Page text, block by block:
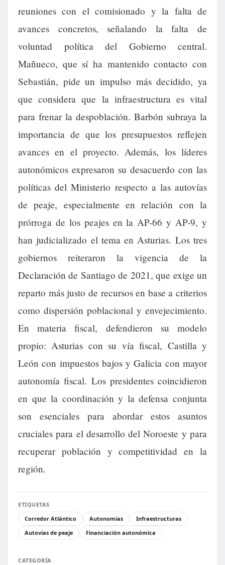
reuniones con el comisionado y la falta de
avances concretos, señalando la falta de
voluntad política del Gobierno central.
Mañueco, que sí ha mantenido contacto con
Sebastián, pide un impulso más decidido, ya
que considera que la infraestructura es vital
para frenar la despoblación. Barbón subraya la
importancia de que los presupuestos reflejen
avances en el proyecto. Además, los líderes
autonómicos expresaron su desacuerdo con las
políticas del Ministerio respecto a las autovías
de peaje, especialmente en relación con la
prórroga de los peajes en la AP-66 y AP-9, y
han judicializado el tema en Asturias. Los tres
gobiernos reiteraron la vigencia de la
Declaración de Santiago de 2021, que exige un
reparto más justo de recursos en base a criterios
como dispersión poblacional y envejecimiento.
En materia fiscal, defendieron su modelo
propio: Asturias con su vía fiscal, Castilla y
León con impuestos bajos y Galicia con mayor
autonomía fiscal. Los presidentes coincidieron
en que la coordinación y la defensa conjunta
son esenciales para abordar estos asuntos
cruciales para el desarrollo del Noroeste y para
recuperar población y competitividad en la
región.
ETIQUETAS
Corredor Atlántico
Autonomías
Infraestructuras
Autovías de peaje
Financiación autonómica
CATEGORÍA